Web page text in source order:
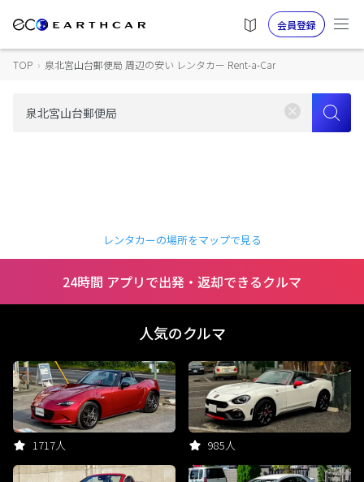
会員登録
TOP › 泉北宮山台郵便局 周辺の安い レンタカー Rent-a-Car
レンタカーの場所をマップで見る
24時間 アプリで出発・返却できるクルマ
人気のクルマ
1717人 985人